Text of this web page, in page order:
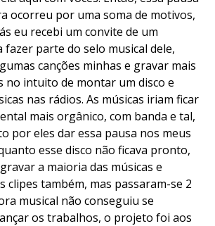
ocorreu por uma soma de motivos,
eu recebi um convite de um
parte do selo musical dele,
canções minhas e gravar mais
no intuito de montar um disco e
nas rádios. As músicas iriam ficar
mais orgânico, com banda e tal,
por eles dar essa pausa nos meus
esse disco não ficava pronto,
a maioria das músicas e
clipes também, mas passaram-se 2
musical não conseguiu se
os trabalhos, o projeto foi aos